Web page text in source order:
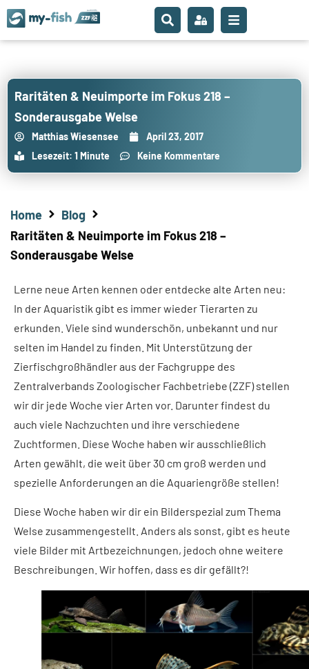
Raritäten & Neuimporte im Fokus 218 –
Sonderausgabe Welse
Matthias Wiesensee
April 23, 2017
Lesezeit: 1 Minute
Keine Kommentare
Home
Blog
Raritäten & Neuimporte im Fokus 218 –
Sonderausgabe Welse
Lerne neue Arten kennen oder entdecke alte Arten neu:
In der Aquaristik gibt es immer wieder Tierarten zu
erkunden. Viele sind wunderschön, unbekannt und nur
selten im Handel zu finden. Mit Unterstützung der
Zierfischgroßhändler aus der Fachgruppe des
Zentralverbands Zoologischer Fachbetriebe (ZZF) stellen
wir dir jede Woche vier Arten vor. Darunter findest du
auch viele Nachzuchten und ihre verschiedene
Zuchtformen. Diese Woche haben wir ausschließlich
Arten gewählt, die weit über 30 cm groß werden und
spezielle Anforderungen an die Aquariengröße stellen!
Diese Woche haben wir dir ein Bilderspezial zum Thema
Welse zusammengestellt. Anders als sonst, gibt es heute
viele Bilder mit Artbezeichnungen, jedoch ohne weitere
Beschreibungen. Wir hoffen, dass es dir gefällt?!